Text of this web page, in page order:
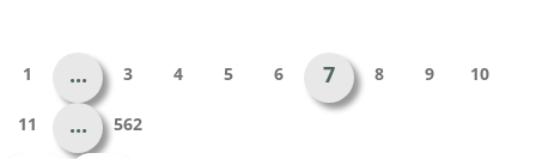
1 ... 3 4 5 6 7 8 9 10
11 ... 562